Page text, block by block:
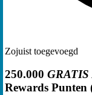
Zojuist toegevoegd
250.000 GRATIS
Rewards Punten